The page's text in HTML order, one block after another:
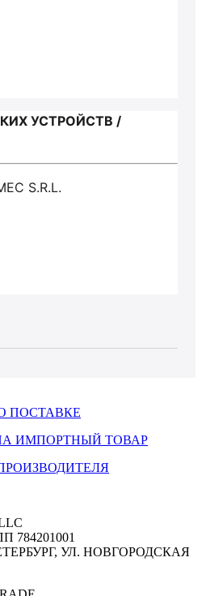
УСТРОЙСТВ /
S.R.L.
ПОСТАВКЕ
ИМПОРТНЫЙ ТОВАР
784201001
УЛ. НОВГОРОДСКАЯ